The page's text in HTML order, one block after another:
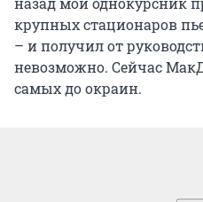
крупных стационаров
– и получил от
невозможно. Сейчас
самых до окраин.